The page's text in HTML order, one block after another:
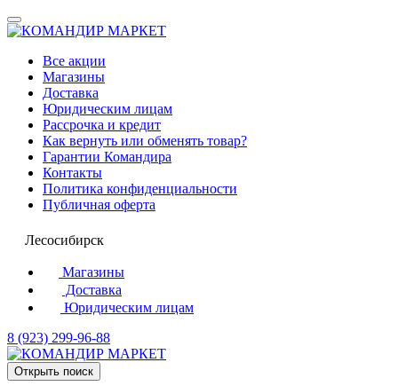
Все акции
Магазины
Доставка
Юридическим лицам
Рассрочка и кредит
Как вернуть или обменять товар?
Гарантии Командира
Контакты
Политика конфиденциальности
Публичная оферта
Лесосибирск
Магазины
Доставка
Юридическим лицам
8 (923) 299-96-88
Открыть поиск